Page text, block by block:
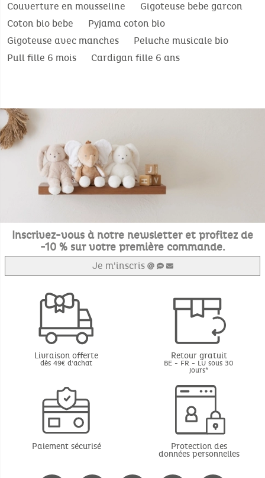
Couverture en mousseline
Gigoteuse bebe garcon
Coton bio bebe
Pyjama coton bio
Gigoteuse avec manches
Peluche musicale bio
Pull fille 6 mois
Cardigan fille 6 ans
Inscrivez-vous à notre newsletter et profitez de
-10 % sur votre première commande.
Je m'inscris
Livraison offerte
dès 49€ d'achat
Retour gratuit
BE - FR - LU sous 30
jours*
Paiement sécurisé Protection des
données personnelles